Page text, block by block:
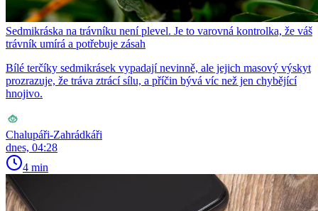
Sedmikráska na trávníku není plevel. Je to varovná kontrolka, že váš
trávník umírá a potřebuje zásah
Bílé terčíky sedmikrásek vypadají nevinně, ale jejich masový výskyt
prozrazuje, že tráva ztrácí sílu, a příčin bývá víc než jen chybějící
hnojivo.
Chalupáři-Zahrádkáři
dnes, 04:28
4 min